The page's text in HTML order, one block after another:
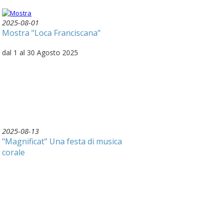
2025-08-01
Mostra "Loca Franciscana"
dal 1 al 30 Agosto 2025
2025-08-13
"Magnificat" Una festa di musica
corale